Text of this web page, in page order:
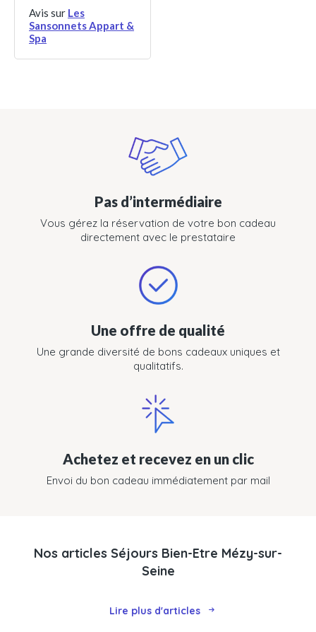
Avis sur Les
Sansonnets Appart &
Spa
Pas d’intermédiaire
Vous gérez la réservation de votre bon cadeau
directement avec le prestataire
Une offre de qualité
Une grande diversité de bons cadeaux uniques et
qualitatifs.
Achetez et recevez en un clic
Envoi du bon cadeau immédiatement par mail
Nos articles Séjours Bien-Etre Mézy-sur-
Seine
Lire plus d'articles